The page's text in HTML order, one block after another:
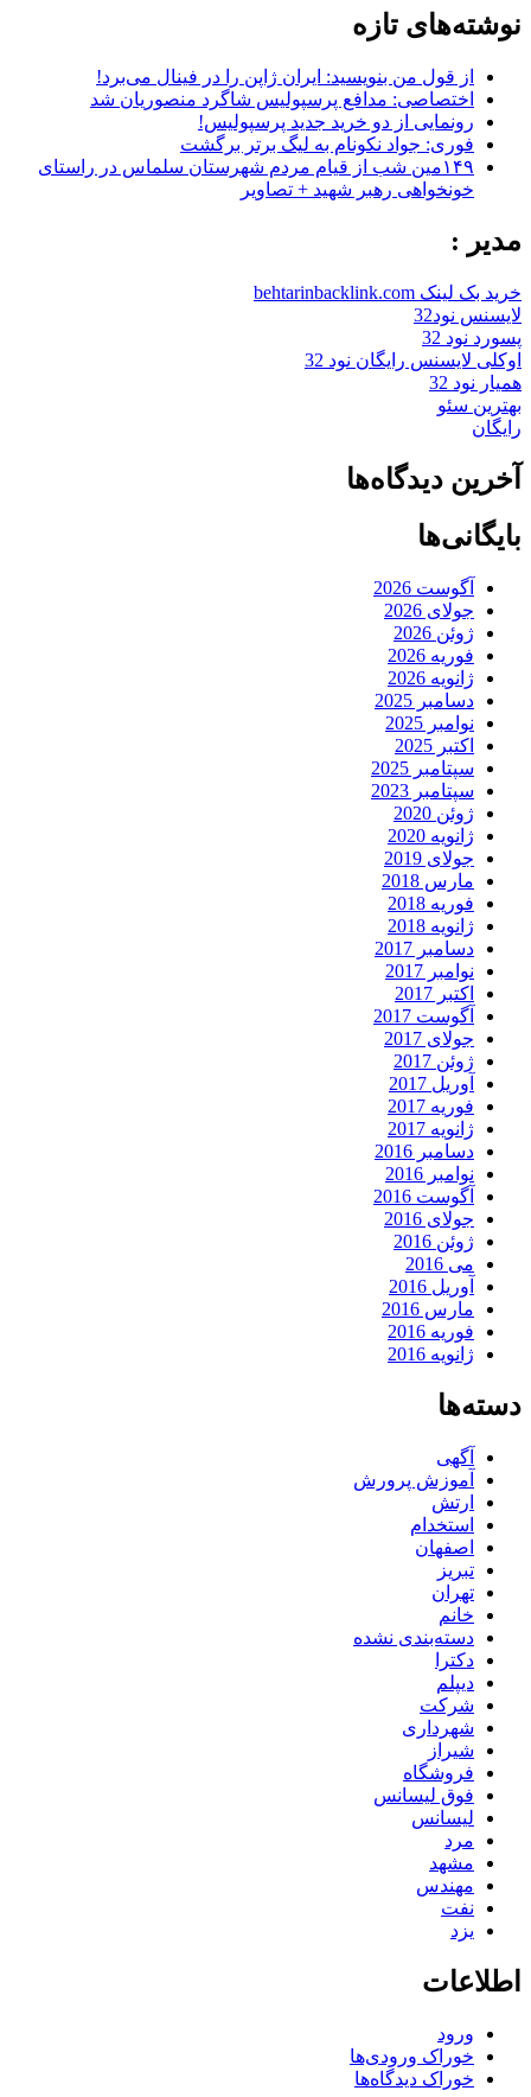
نوشته‌های تازه
از قول من بنویسید: ایران ژاپن را در فینال می‌برد!
اختصاصی: مدافع پرسپولیس شاگرد منصوریان شد
رونمایی از دو خرید جدید پرسپولیس!
فوری: جواد نکونام به لیگ برتر برگشت
۱۴۹مین شب از قیام مردم شهرستان سلماس در راستای
خونخواهی رهبر شهید + تصاویر
مدیر :
خرید بک لینک behtarinbacklink.com
لایسنس نود32
پسورد نود 32
اوکلی لایسنس رایگان نود 32
همیار نود 32
بهترین سئو
رایگان
آخرین دیدگاه‌ها
بایگانی‌ها
آگوست 2026
جولای 2026
ژوئن 2026
فوریه 2026
ژانویه 2026
دسامبر 2025
نوامبر 2025
اکتبر 2025
سپتامبر 2025
سپتامبر 2023
ژوئن 2020
ژانویه 2020
جولای 2019
مارس 2018
فوریه 2018
ژانویه 2018
دسامبر 2017
نوامبر 2017
اکتبر 2017
آگوست 2017
جولای 2017
ژوئن 2017
آوریل 2017
فوریه 2017
ژانویه 2017
دسامبر 2016
نوامبر 2016
آگوست 2016
جولای 2016
ژوئن 2016
می 2016
آوریل 2016
مارس 2016
فوریه 2016
ژانویه 2016
دسته‌ها
آگهی
آموزش پرورش
ارتش
استخدام
اصفهان
تبریز
تهران
خانم
دسته‌بندی نشده
دکترا
دیپلم
شرکت
شهرداری
شیراز
فروشگاه
فوق لیسانس
لیسانس
مرد
مشهد
مهندس
نفت
یزد
اطلاعات
ورود
خوراک ورودی‌ها
خوراک دیدگاه‌ها